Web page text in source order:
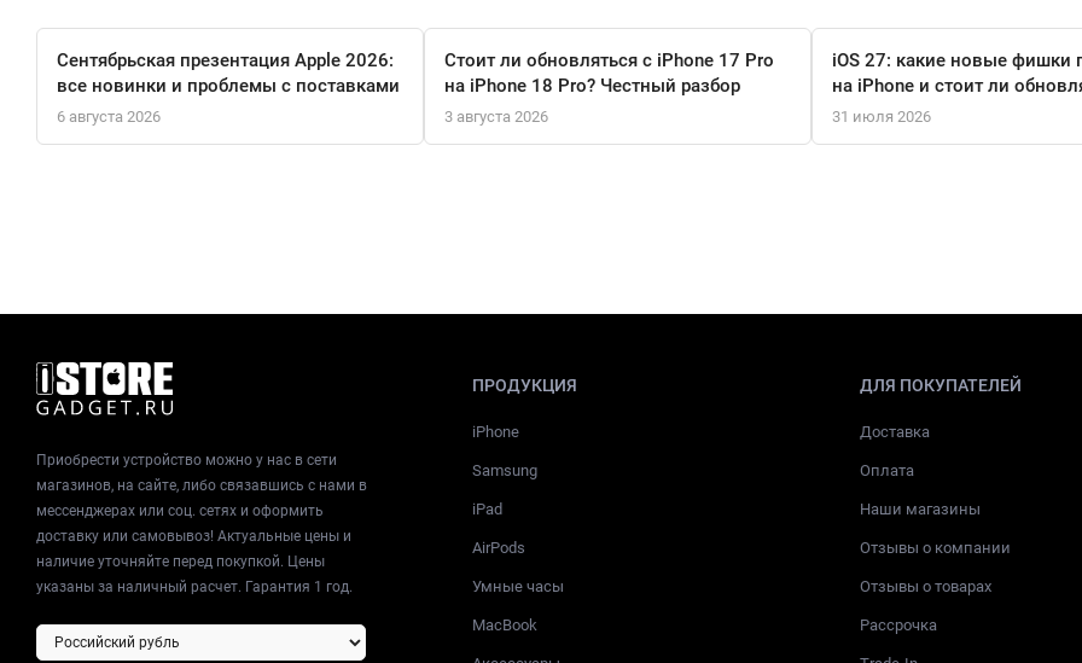
Сентябрьская презентация Apple 2026:
все новинки и проблемы с поставками
6 августа 2026
Стоит ли обновляться с iPhone 17 Pro
на iPhone 18 Pro? Честный разбор
3 августа 2026
iOS 27: какие новые фишки
на iPhone и стоит ли
31 июля 2026
Приобрести устройство можно у нас в сети
магазинов, на сайте, либо связавшись с нами в
мессенджерах или соц. сетях и оформить
доставку или самовывоз! Актуальные цены и
наличие уточняйте перед покупкой. Цены
указаны за наличный расчет. Гарантия 1 год.
ПРОДУКЦИЯ
iPhone
Samsung
iPad
AirPods
Умные часы
MacBook
ДЛЯ ПОКУПАТЕЛЕЙ
Доставка
Оплата
Наши магазины
Отзывы о компании
Отзывы о товарах
Рассрочка